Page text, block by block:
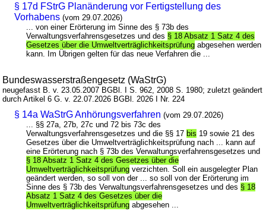
§ 17d FStrG Planänderung vor Fertigstellung des
Vorhabens (vom 29.07.2026)
... von einer Erörterung im Sinne des § 73b des
Verwaltungsverfahrensgesetzes und des § 18 Absatz 1 Satz 4 des
Gesetzes über die Umweltverträglichkeitsprüfung abgesehen werden
kann. Im Übrigen gelten für das neue Verfahren die ...
Bundeswasserstraßengesetz (WaStrG)
neugefasst B. v. 23.05.2007 BGBl. I S. 962, 2008 S. 1980; zuletzt geändert
durch Artikel 6 G. v. 22.07.2026 BGBl. 2026 I Nr. 224
§ 14a WaStrG Anhörungsverfahren (vom 29.07.2026)
... §§ 27a, 27b, 27c und 72 bis 73c des
Verwaltungsverfahrensgesetzes und die §§ 17bis 19 sowie 21 des
Gesetzes über die Umweltverträglichkeitsprüfung nach ... kann auf
eine Erörterung nach § 73b des Verwaltungsverfahrensgesetzes und
§ 18 Absatz 1 Satz 4 des Gesetzes über die
Umweltverträglichkeitsprüfung verzichten. Soll ein ausgelegter Plan
geändert werden, so soll von der ... so soll von der Erörterung im
Sinne des § 73b des Verwaltungsverfahrensgesetzes und des § 18
Absatz 1 Satz 4 des Gesetzes über die
Umweltverträglichkeitsprüfung abgesehen ...